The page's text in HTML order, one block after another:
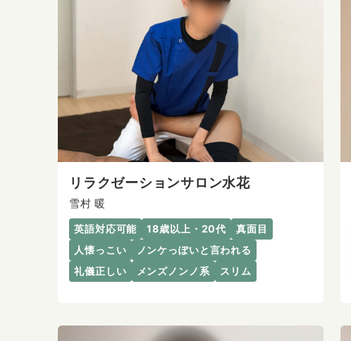
リラクゼーションサロン水花
雪村 暖
英語対応可能 18歳以上・20代
真面目
人懐っこい
ノンケっぽいと言われる
礼儀正しい
メンズノンノ系 スリム